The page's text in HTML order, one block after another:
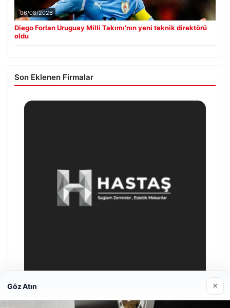
06/08/2026
Diego Forlan Uruguay Milli Takımı’nın yeni teknik direktörü
oldu
Son Eklenen Firmalar
Prenses Night Club
Göz Atın ×